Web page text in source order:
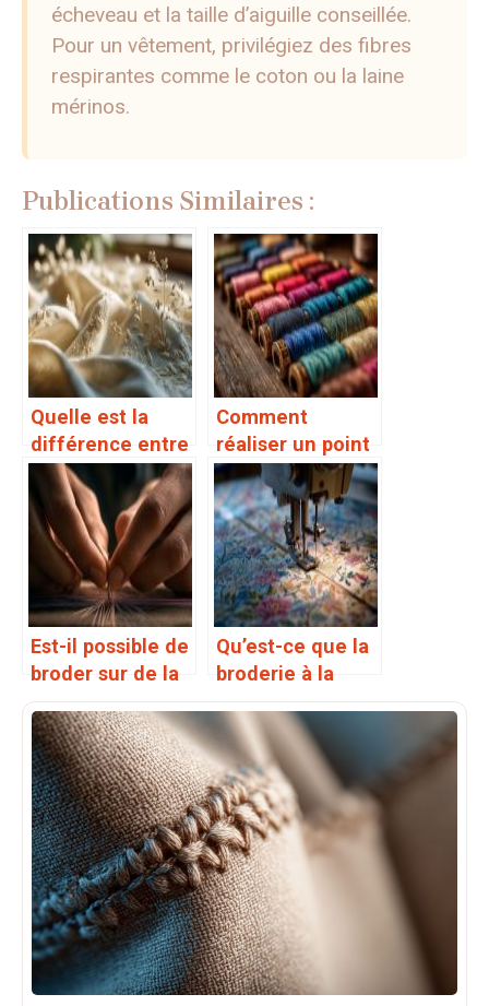
écheveau et la taille d’aiguille conseillée.
Pour un vêtement, privilégiez des fibres
respirantes comme le coton ou la laine
mérinos.
Publications Similaires :
Quelle est la
différence entre
la broderie à la
main et la
broderie à la
machine
Comment
réaliser un point
de croix
Est-il possible de
broder sur de la
soie
Qu’est-ce que la
broderie à la
main et à la
machine
combinée